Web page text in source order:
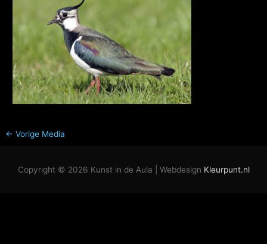
← Vorige Media
Copyright © 2026 Kunst in de Aula | Webdesign Kleurpunt.nl